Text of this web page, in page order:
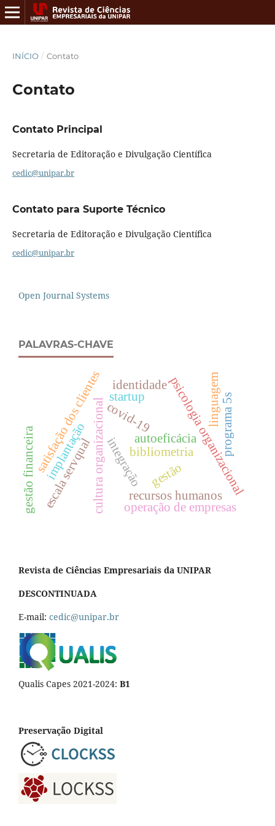
INÍCIO / Contato
Contato
Contato Principal
Secretaria de Editoração e Divulgação Científica
cedic@unipar.br
Contato para Suporte Técnico
Secretaria de Editoração e Divulgação Científica
cedic@unipar.br
Open Journal Systems
PALAVRAS-CHAVE
cultura organizacional autoeficáciapsicologia organizacional
escala servqual
satisfação dos clientesintegração
covid-19
bibliometria
gestão
startup
recursos humanos
linguagem
identidade
operação de empresas
programa 5s
implantação
gestão financeira
Revista de Ciências Empresariais da UNIPAR
DESCONTINUADA
E-mail: cedic@unipar.br
Qualis Capes 2021-2024: B1
Preservação Digital